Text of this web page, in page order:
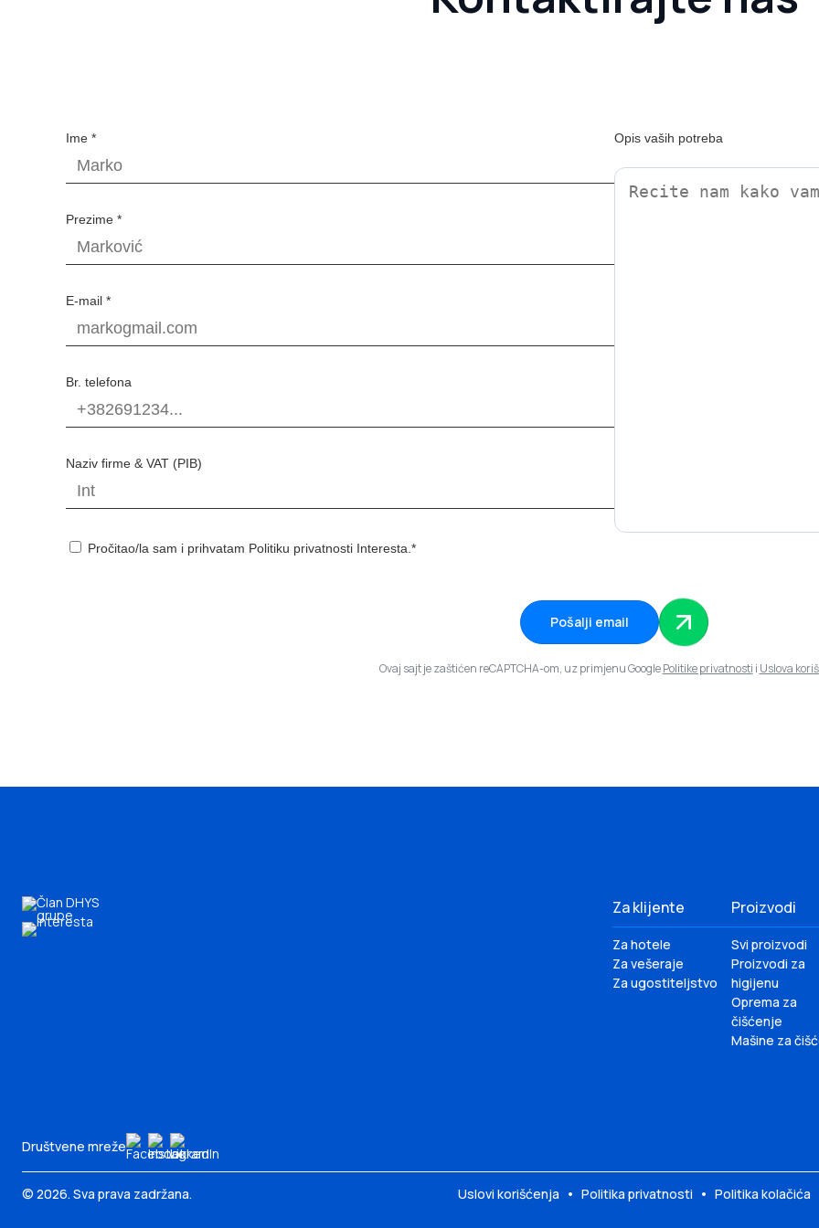
Ime *
Prezime *
E-mail *
Br. telefona
Naziv firme & VAT (PIB)
Pročitao/la sam i prihvatam Politiku privatnosti Interesta.*
Opis vaših potreba
Pošalji email
Ovaj sajt je zaštićen reCAPTCHA-om, uz primjenu GooglePolitike privatnosti i Uslova
Za klijente
Za hotele
Za vešeraje
Za ugostiteljstvo
Proizvodi
Svi proizvodi
Proizvodi za
higijenu
Oprema za
čišćenje
Mašine za
Društvene mreže
© 2026. Sva prava zadržana. Uslovi korišćenja • Politika privatnosti • Politika kolačića